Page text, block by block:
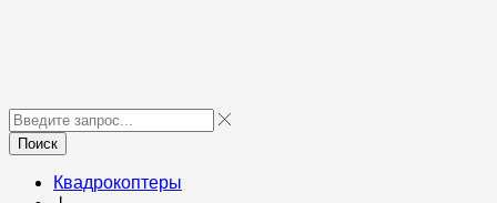
Поиск
Квадрокоптеры